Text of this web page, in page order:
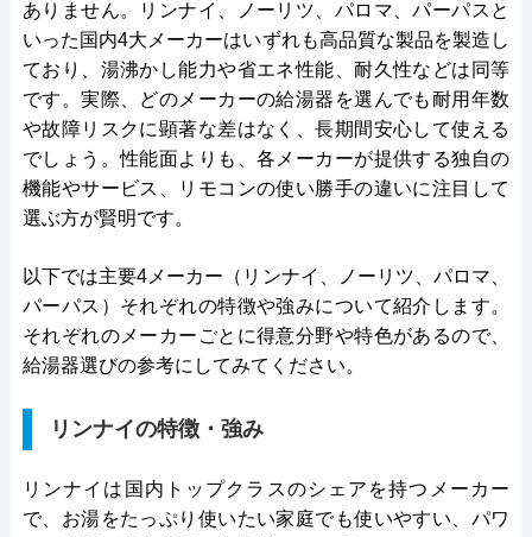
ありません。リンナイ、ノーリツ、パロマ、パーパスと
いった国内4大メーカーはいずれも高品質な製品を製造し
ており、湯沸かし能力や省エネ性能、耐久性などは同等
です。実際、どのメーカーの給湯器を選んでも耐用年数
や故障リスクに顕著な差はなく、長期間安心して使える
でしょう。性能面よりも、各メーカーが提供する独自の
機能やサービス、リモコンの使い勝手の違いに注目して
選ぶ方が賢明です。
以下では主要4メーカー（リンナイ、ノーリツ、パロマ、
パーパス）それぞれの特徴や強みについて紹介します。
それぞれのメーカーごとに得意分野や特色があるので、
給湯器選びの参考にしてみてください。
リンナイの特徴・強み
リンナイは国内トップクラスのシェアを持つメーカー
で、お湯をたっぷり使いたい家庭でも使いやすい、パワ